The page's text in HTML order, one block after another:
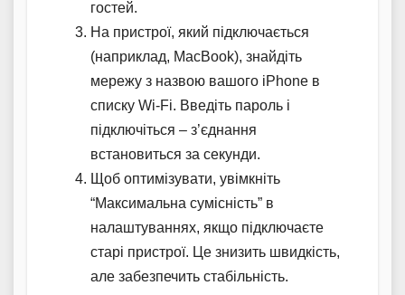
гостей.
На пристрої, який підключається
(наприклад, MacBook), знайдіть
мережу з назвою вашого iPhone в
списку Wi-Fi. Введіть пароль і
підключіться – з’єднання
встановиться за секунди.
Щоб оптимізувати, увімкніть
“Максимальна сумісність” в
налаштуваннях, якщо підключаєте
старі пристрої. Це знизить швидкість,
але забезпечить стабільність.